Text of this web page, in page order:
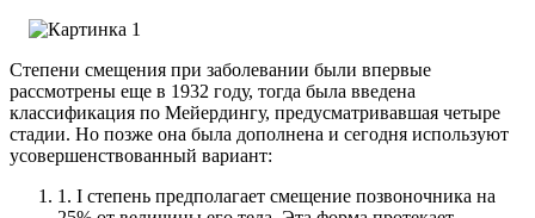
Степени смещения при заболевании были впервые
рассмотрены еще в 1932 году, тогда была введена
классификация по Мейердингу, предусматривавшая четыре
стадии. Но позже она была дополнена и сегодня используют
усовершенствованный вариант:
1. I степень предполагает смещение позвоночника на